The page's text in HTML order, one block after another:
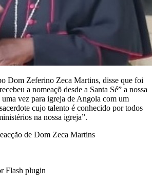
Dom Zeferino Zeca Martins, disse que foi
a nomeaçõ desde a Santa Sé” a nossa
vez para igreja de Angola com um
cujo talento é conhecido por todos
na nossa igreja”.
de Dom Zeca Martins
Flash plugin